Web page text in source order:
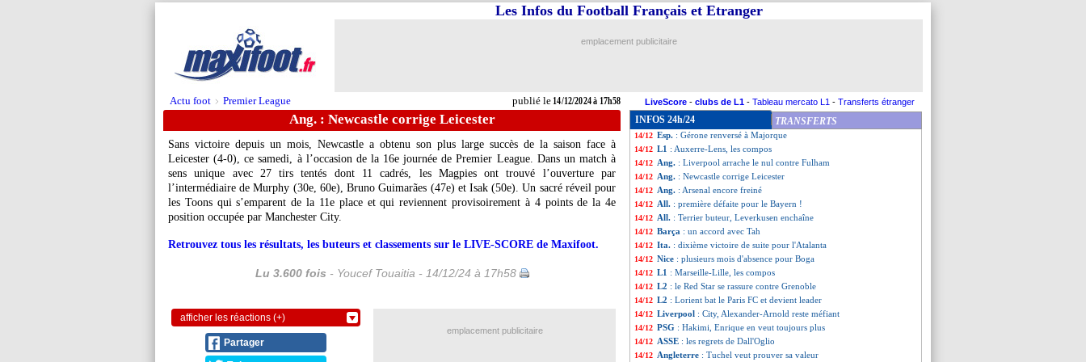
Actu foot > Premier League publié le14/12/2024 à 17h58
Les Infos du Football Français et Etranger
emplacement publicitaire
LiveScore - clubs de L1 - Tableau mercato L1 - Transferts étranger
Ang. : Newcastle corrige Leicester
Sans victoire depuis un mois, Newcastle a obtenu son plus large succès de la saison face à
Leicester (4-0), ce samedi, à l’occasion de la 16e journée de Premier League. Dans un match à
sens unique avec 27 tirs tentés dont 11 cadrés, les Magpies ont trouvé l’ouverture par
l’intermédiaire de Murphy (30e, 60e), Bruno Guimarães (47e) et Isak (50e). Un sacré réveil pour
les Toons qui s’emparent de la 11e place et qui reviennent provisoirement à 4 points de la 4e
position occupée par Manchester City.
Retrouvez tous les résultats, les buteurs et classements sur le LIVE-SCORE de Maxifoot.
Lu 3.600 fois - Youcef Touaitia - 14/12/24 à 17h58
afficher les réactions (+)
Partager
INFOS 24h/24 TRANSFERTS
14/12 Ang.: Nottingham Forest renverse Aston Villa
14/12 VIDEO
14/12 L1: Marseille 1-1 Lille (fini)
14/12 OM: Payet s'en mêle aussi pour Pogba
14/12 Esp. : Gérone renversé à Majorque
14/12 L1 : Auxerre-Lens, les compos
14/12 Ang. : Liverpool arrache le nul contre Fulham
14/12 Ang. : Newcastle corrige Leicester
14/12 Ang. : Arsenal encore freiné
14/12 All. : première défaite pour le Bayern !
14/12 All. : Terrier buteur, Leverkusen enchaîne
14/12 Barça : un accord avec Tah
14/12 Ita. : dixième victoire de suite pour l'Atalanta
14/12 Nice : plusieurs mois d'absence pour Boga
14/12 L1 : Marseille-Lille, les compos
14/12 L2 : le Red Star se rassure contre Grenoble
14/12 L2 : Lorient bat le Paris FC et devient leader
14/12 Liverpool : City, Alexander-Arnold reste méfiant
14/12 PSG : Hakimi, Enrique en veut toujours plus
14/12 ASSE : les regrets de Dall'Oglio
14/12 Angleterre : Tuchel veut prouver sa valeur
emplacement publicitaire